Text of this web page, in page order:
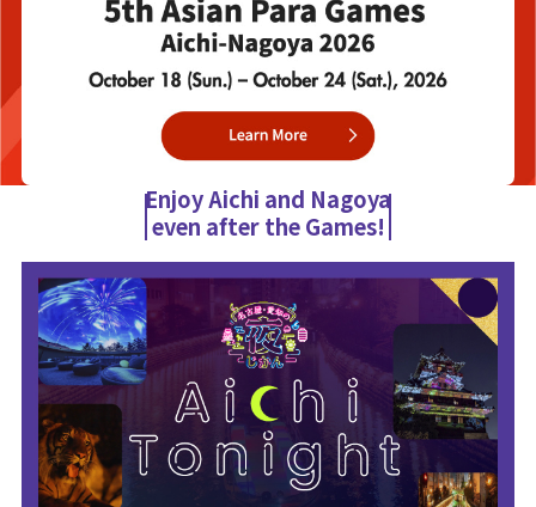
Enjoy Aichi and Nagoya
even after the Games!